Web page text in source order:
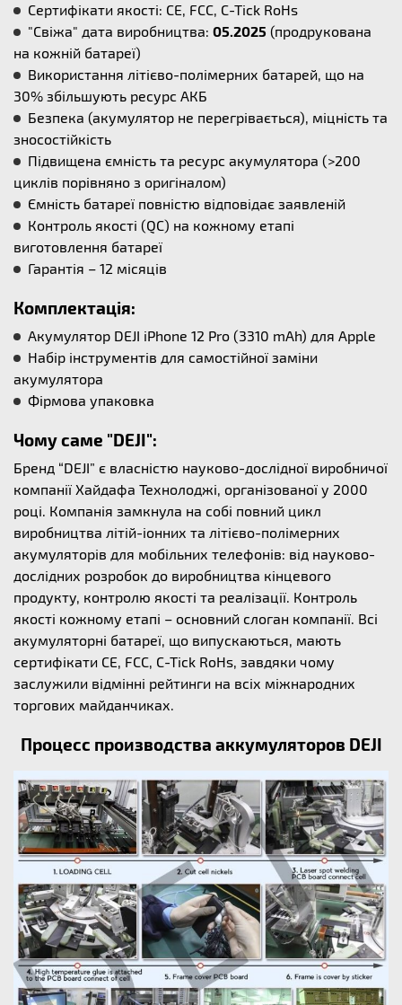
Сертифікати якості: CE, FCC, C-Tick RoHs
"Свіжа" дата виробництва: 05.2025 (продрукована
на кожній батареї)
Використання літієво-полімерних батарей, що на
30% збільшують ресурс АКБ
Безпека (акумулятор не перегрівається), міцність та
зносостійкість
Підвищена ємність та ресурс акумулятора (>200
циклів порівняно з оригіналом)
Ємність батареї повністю відповідає заявленій
Контроль якості (QC) на кожному етапі
виготовлення батареї
Гарантія – 12 місяців
Комплектація:
Акумулятор DEJI iPhone 12 Pro (3310 mAh) для Apple
Набір інструментів для самостійної заміни
акумулятора
Фірмова упаковка
Чому саме "DEJI":
Бренд “DEJI” є власністю науково-дослідної виробничої
компанії Хайдафа Технолоджі, організованої у 2000
році. Компанія замкнула на собі повний цикл
виробництва літій-іонних та літієво-полімерних
акумуляторів для мобільних телефонів: від науково-
дослідних розробок до виробництва кінцевого
продукту, контролю якості та реалізації. Контроль
якості кожному етапі – основний слоган компанії. Всі
акумуляторні батареї, що випускаються, мають
сертифікати CE, FCC, C-Tick RoHs, завдяки чому
заслужили відмінні рейтинги на всіх міжнародних
торгових майданчиках.
Процесс производства аккумуляторов DEJI